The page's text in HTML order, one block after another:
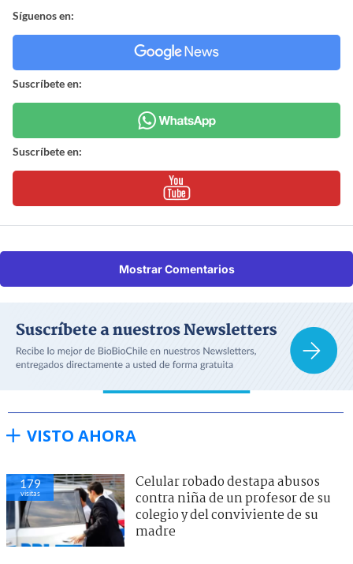
Síguenos en:
Suscríbete en:
Suscríbete en:
Mostrar Comentarios
VISTO AHORA
179
visitas
Celular robado destapa abusos
contra niña de un profesor de su
colegio y del conviviente de su
madre